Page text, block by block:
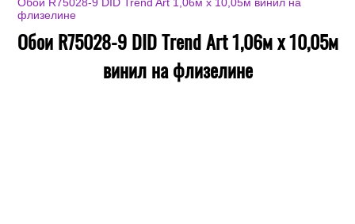
Обои R75028-9 DID Trend Art 1,06м х 10,05м винил на
флизелине
Обои R75028-9 DID Trend Art 1,06м х 10,05м
винил на флизелине